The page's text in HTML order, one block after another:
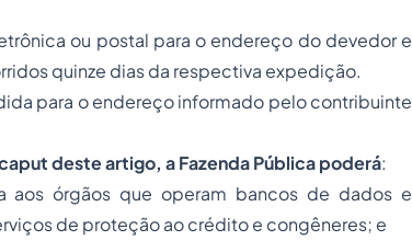
ou postal para o endereço do devedor e
quinze dias da respectiva expedição.
para o endereço informado pelo contribuinte
deste artigo, a Fazenda Pública poderá:
aos órgãos que operam bancos de dados e
de proteção ao crédito e congêneres; e